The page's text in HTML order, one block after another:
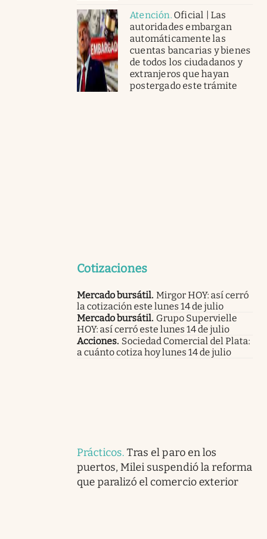
Atención. Oficial | Las
autoridades embargan
automáticamente las
cuentas bancarias y bienes
de todos los ciudadanos y
extranjeros que hayan
postergado este trámite
Cotizaciones
Mercado bursátil. Mirgor HOY: así cerró
la cotización este lunes 14 de julio
Mercado bursátil. Grupo Supervielle
HOY: así cerró este lunes 14 de julio
Acciones. Sociedad Comercial del Plata:
a cuánto cotiza hoy lunes 14 de julio
Prácticos.Tras el paro en los
puertos, Milei suspendió la reforma
que paralizó el comercio exterior